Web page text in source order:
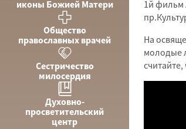
иконы Божией Матери
Общество
православных врачей
Сестричество
милосердия
Духовно-
просветительский
центр
1й фильм
На
молодые